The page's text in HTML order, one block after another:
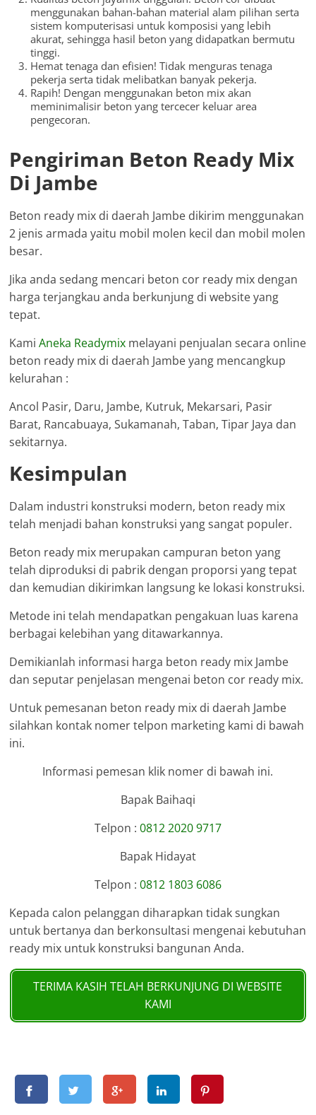
menggunakan bahan-bahan material alam pilihan serta
sistem komputerisasi untuk komposisi yang lebih
akurat, sehingga hasil beton yang didapatkan bermutu
tinggi.
Hemat tenaga dan efisien! Tidak menguras tenaga
pekerja serta tidak melibatkan banyak pekerja.
Rapih! Dengan menggunakan beton mix akan
meminimalisir beton yang tercecer keluar area
pengecoran.
Pengiriman Beton Ready Mix
Di Jambe
Beton ready mix di daerah Jambe dikirim menggunakan
2 jenis armada yaitu mobil molen kecil dan mobil molen
besar.
Jika anda sedang mencari beton cor ready mix dengan
harga terjangkau anda berkunjung di website yang
tepat.
KamiAneka Readymix melayani penjualan secara online
beton ready mix di daerah Jambe yang mencangkup
kelurahan :
Ancol Pasir, Daru, Jambe, Kutruk, Mekarsari, Pasir
Barat, Rancabuaya, Sukamanah, Taban, Tipar Jaya dan
sekitarnya.
Kesimpulan
Dalam industri konstruksi modern, beton ready mix
telah menjadi bahan konstruksi yang sangat populer.
Beton ready mix merupakan campuran beton yang
telah diproduksi di pabrik dengan proporsi yang tepat
dan kemudian dikirimkan langsung ke lokasi konstruksi.
Metode ini telah mendapatkan pengakuan luas karena
berbagai kelebihan yang ditawarkannya.
Demikianlah informasi harga beton ready mix Jambe
dan seputar penjelasan mengenai beton cor ready mix.
Untuk pemesanan beton ready mix di daerah Jambe
silahkan kontak nomer telpon marketing kami di bawah
ini.
Informasi pemesan klik nomer di bawah ini.
Bapak Baihaqi
Telpon : 0812 2020 9717
Bapak Hidayat
Telpon : 0812 1803 6086
Kepada calon pelanggan diharapkan tidak sungkan
untuk bertanya dan berkonsultasi mengenai kebutuhan
ready mix untuk konstruksi bangunan Anda.
TERIMA KASIH TELAH BERKUNJUNG DI WEBSITE
KAMI